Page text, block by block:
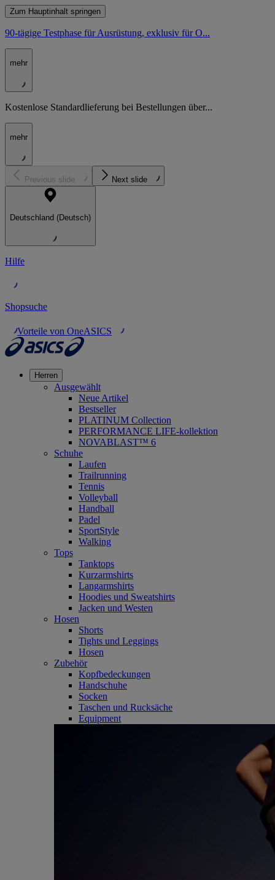
Zum Hauptinhalt springen
90-tägige Testphase für Ausrüstung, exklusiv für O...
mehr
Kostenlose Standardlieferung bei Bestellungen über...
mehr
Previous slide Next slide
Deutschland (Deutsch)
Hilfe
Shopsuche
Vorteile von OneASICS
Herren
Ausgewählt
Neue Artikel
Bestseller
PLATINUM Collection
PERFORMANCE LIFE-kollektion
NOVABLAST™ 6
Schuhe
Laufen
Trailrunning
Tennis
Volleyball
Handball
Padel
SportStyle
Walking
Tops
Tanktops
Kurzarmshirts
Langarmshirts
Hoodies und Sweatshirts
Jacken und Westen
Hosen
Shorts
Tights und Leggings
Hosen
Zubehör
Kopfbedeckungen
Handschuhe
Socken
Taschen und Rucksäche
Equipment